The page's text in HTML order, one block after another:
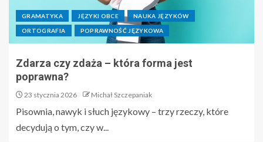
GRAMATYKA JĘZYKI OBCE NAUKA JĘZYKÓW
ORTOGRAFIA POPRAWNOŚĆ JĘZYKOWA
Zdarza czy zdaża – która forma jest
poprawna?
23 stycznia 2026 Michał Szczepaniak
Pisownia, nawyk i słuch językowy – trzy rzeczy, które
decydują o tym, czy w...